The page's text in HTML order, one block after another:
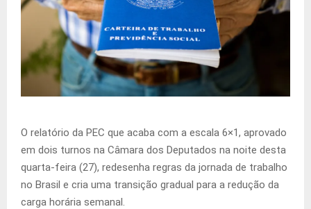
O relatório da PEC que acaba com a escala 6×1, aprovado
em dois turnos na Câmara dos Deputados na noite desta
quarta-feira (27), redesenha regras da jornada de trabalho
no Brasil e cria uma transição gradual para a redução da
carga horária semanal.